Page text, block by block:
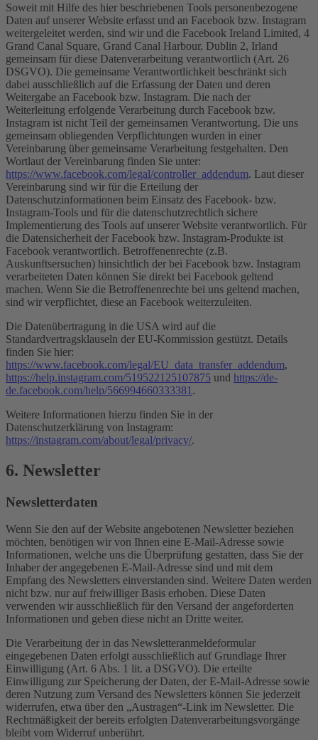
Soweit mit Hilfe des hier beschriebenen Tools personenbezogene
Daten auf unserer Website erfasst und an Facebook bzw. Instagram
weitergeleitet werden, sind wir und die Facebook Ireland Limited, 4
Grand Canal Square, Grand Canal Harbour, Dublin 2, Irland
gemeinsam für diese Datenverarbeitung verantwortlich (Art. 26
DSGVO). Die gemeinsame Verantwortlichkeit beschränkt sich
dabei ausschließlich auf die Erfassung der Daten und deren
Weitergabe an Facebook bzw. Instagram. Die nach der
Weiterleitung erfolgende Verarbeitung durch Facebook bzw.
Instagram ist nicht Teil der gemeinsamen Verantwortung. Die uns
gemeinsam obliegenden Verpflichtungen wurden in einer
Vereinbarung über gemeinsame Verarbeitung festgehalten. Den
Wortlaut der Vereinbarung finden Sie unter:
https://www.facebook.com/legal/controller_addendum. Laut dieser
Vereinbarung sind wir für die Erteilung der
Datenschutzinformationen beim Einsatz des Facebook- bzw.
Instagram-Tools und für die datenschutzrechtlich sichere
Implementierung des Tools auf unserer Website verantwortlich. Für
die Datensicherheit der Facebook bzw. Instagram-Produkte ist
Facebook verantwortlich. Betroffenenrechte (z.B.
Auskunftsersuchen) hinsichtlich der bei Facebook bzw. Instagram
verarbeiteten Daten können Sie direkt bei Facebook geltend
machen. Wenn Sie die Betroffenenrechte bei uns geltend machen,
sind wir verpflichtet, diese an Facebook weiterzuleiten.
Die Datenübertragung in die USA wird auf die
Standardvertragsklauseln der EU-Kommission gestützt. Details
finden Sie hier:
https://www.facebook.com/legal/EU_data_transfer_addendum,
https://help.instagram.com/519522125107875 und https://de-
de.facebook.com/help/566994660333381 .
Weitere Informationen hierzu finden Sie in der
Datenschutzerklärung von Instagram:
https://instagram.com/about/legal/privacy/.
6. Newsletter
Newsletter­daten
Wenn Sie den auf der Website angebotenen Newsletter beziehen
möchten, benötigen wir von Ihnen eine E-Mail-Adresse sowie
Informationen, welche uns die Überprüfung gestatten, dass Sie der
Inhaber der angegebenen E-Mail-Adresse sind und mit dem
Empfang des Newsletters einverstanden sind. Weitere Daten werden
nicht bzw. nur auf freiwilliger Basis erhoben. Diese Daten
verwenden wir ausschließlich für den Versand der angeforderten
Informationen und geben diese nicht an Dritte weiter.
Die Verarbeitung der in das Newsletteranmeldeformular
eingegebenen Daten erfolgt ausschließlich auf Grundlage Ihrer
Einwilligung (Art. 6 Abs. 1 lit. a DSGVO). Die erteilte
Einwilligung zur Speicherung der Daten, der E-Mail-Adresse sowie
deren Nutzung zum Versand des Newsletters können Sie jederzeit
widerrufen, etwa über den „Austragen“-Link im Newsletter. Die
Rechtmäßigkeit der bereits erfolgten Datenverarbeitungsvorgänge
bleibt vom Widerruf unberührt.